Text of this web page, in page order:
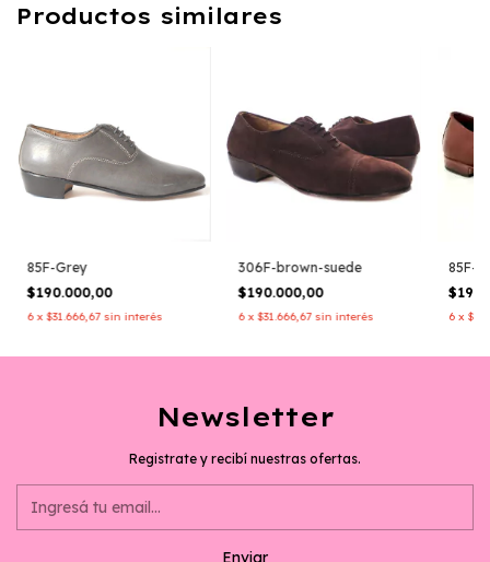
Productos similares
85F-Grey
$190.000,00
6 x$31.666,67 sin interés
306F-brown-suede
$190.000,00
6 x$31.666,67 sin interés
85F-
6 x
Newsletter
Registrate y recibí nuestras ofertas.